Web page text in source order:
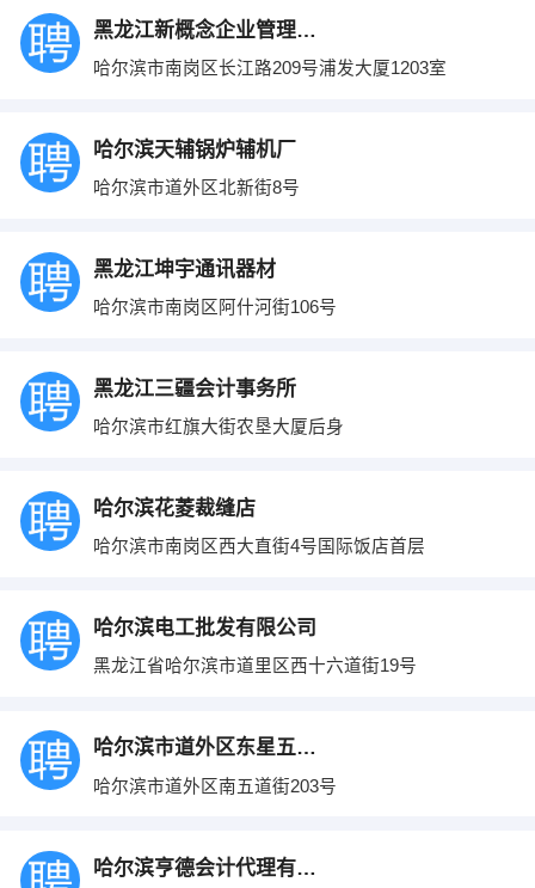
黑龙江新概念企业管理咨询有限公司
哈尔滨市南岗区长江路209号浦发大厦1203室
哈尔滨天辅锅炉辅机厂
哈尔滨市道外区北新街8号
黑龙江坤宇通讯器材
哈尔滨市南岗区阿什河街106号
黑龙江三疆会计事务所
哈尔滨市红旗大街农垦大厦后身
哈尔滨花菱裁缝店
哈尔滨市南岗区西大直街4号国际饭店首层
哈尔滨电工批发有限公司
黑龙江省哈尔滨市道里区西十六道街19号
哈尔滨市道外区东星五金交电经销部
哈尔滨市道外区南五道街203号
哈尔滨亨德会计代理有限责任公司